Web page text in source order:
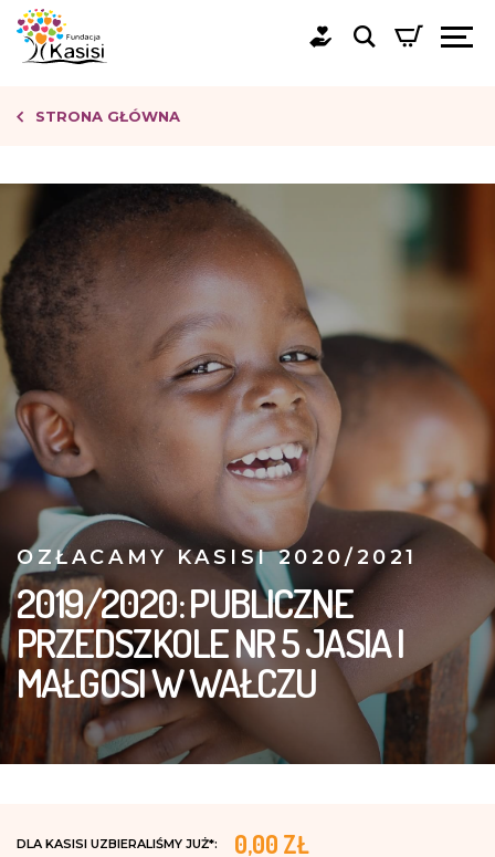
STRONA GŁÓWNA
OZŁACAMY KASISI 2020/2021
2019/2020: PUBLICZNE
PRZEDSZKOLE NR 5 JASIA I
MAŁGOSI W WAŁCZU
DLA KASISI UZBIERALIŚMY JUŻ*: 0,00 ZŁ